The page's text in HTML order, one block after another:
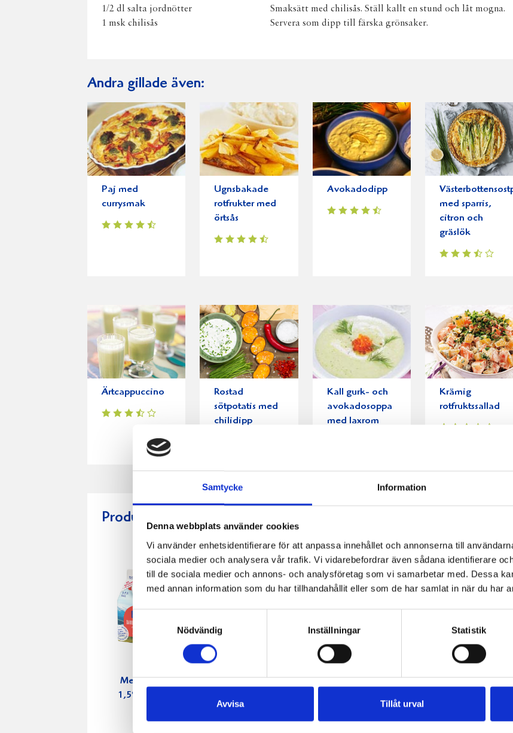
Samtycke Information
Denna webbplats använder cookies
Vi använder enhetsidentifierare för att anpassa innehållet och annonserna till
sociala medier och analysera vår trafik. Vi vidarebefordrar även sådana identifierare
till de sociala medier och annons- och analysföretag som vi samarbetar med. Dessa
med annan information som du har tillhandahållit eller som de har samlat in när du har
Samtyckesval
Nödvändig
Inställningar Statistik
Avvisa Tillåt urval
1/2 dl salta jordnötter
1 msk chilisås
Smaksätt med chilisås. Ställ kallt en stund och låt mogna.
Servera som dipp till färska grönsaker.
Andra gillade även:
Paj med
currysmak
Ugnsbakade
rotfrukter med
örtsås
Avokadodipp
med sparris,
citron och
gräslök
Ärtcappuccino
Rostad
sötpotatis med
chilidipp
Kall gurk- och
avokadosoppa
med laxrom
Krämig
rotfruktssallad
Produkter i receptet:
Mellanmjölk
1,5% laktosfri